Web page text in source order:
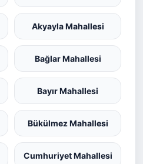
Akyayla Mahallesi
Bağlar Mahallesi
Bayır Mahallesi
Bükülmez Mahallesi
Cumhuriyet Mahallesi